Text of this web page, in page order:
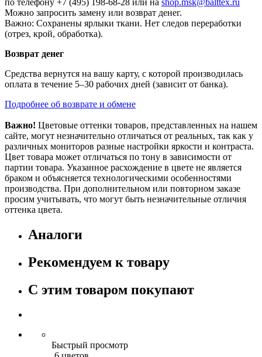
по телефону +7 (495) 198-68-28 или на shop.msk@balttex.ru
Можно запросить замену или возврат денег.
Важно: Сохранены ярлыки ткани. Нет следов переработки
(отрез, крой, обработка).
Возврат денег
Средства вернутся на вашу карту, с которой производилась
оплата в течение 5–30 рабочих дней (зависит от банка).
Подробнее об возврате и обмене
Важно! Цветовые оттенки товаров, представленных на нашем
сайте, могут незначительно отличаться от реальных, так как у
различных мониторов разные настройки яркости и контраста.
Цвет товара может отличаться по тону в зависимости от
партии товара. Указанное расхождение в цвете не является
браком и объясняется технологическими особенностями
производства. При дополнительном или повторном заказе
просим учитывать, что могут быть незначительные отличия
оттенка цвета.
Аналоги
Рекомендуем к товару
С этим товаром покупают
Быстрый просмотр